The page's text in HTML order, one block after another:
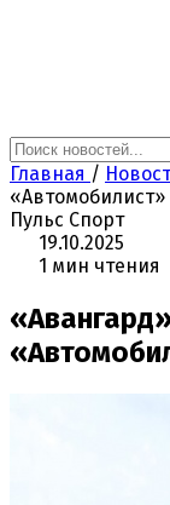
Главная /
«Автомобилист»
Пульс Спорт
19.10.2025
1 мин чтения